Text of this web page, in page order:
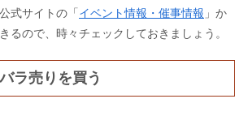
式サイトの「 イベント情報・催事情報 」か
るので、時々チェックしておきましょう。
ラ売りを買う